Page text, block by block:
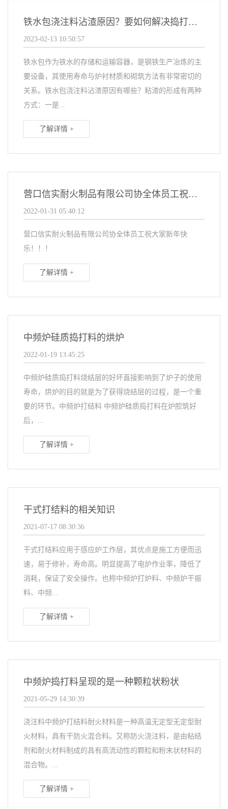
铁水包浇注料沾渣原因？要如何解决捣打料厂家的解决方案
2023-02-13 10:50:57
铁水包作为铁水的存储和运输容器，是钢铁生产冶炼的主
要设备，其使用寿命与炉衬材质和砌筑方法有非常密切的
关系。铁水包浇注料沾渣原因有哪些？粘渣的形成有两种
方式：一是...
了解详情 +
营口信实耐火制品有限公司协全体员工祝大家新年快乐！！！
2022-01-31 05:40:12
营口信实耐火制品有限公司协全体员工祝大家新年快
乐！！！
了解详情 +
中频炉硅质捣打料的烘炉
2022-01-19 13:45:25
中频炉硅质捣打料烧结层的好坏直接影响到了炉子的使用
寿命，烘炉的目的就是为了获得烧结层的过程，是一个重
要的环节。中频炉打结料 中频炉硅质捣打料在炉腔筑好
后，...
了解详情 +
干式打结料的相关知识
2021-07-17 08:30:36
干式打结料应用于感应炉工作层，其优点是施工方便而迅
速，易于修补，寿命高。明显提高了电炉作业率，降低了
消耗，保证了安全操作。也称中频炉打炉料、中频炉干振
料、中频...
了解详情 +
中频炉捣打料呈现的是一种颗粒状粉状
2021-05-29 14:30:39
浇注料中频炉打结料耐火材料是一种高温无定型无定型耐
火材料，具有干防火混合料。又称防火浇注料，是由粘结
剂和耐火材料制成的具有高流动性的颗粒和粉末状材料的
混合物。...
了解详情 +